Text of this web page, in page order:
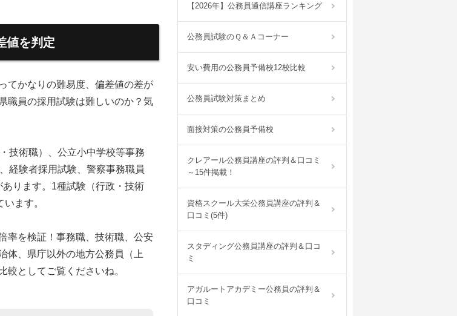
値を判定
てかなりの難易度、偏差値の差が
職員の採用試験は難しいのか？気
技術職）、公立小中学校等事務
経験者採用試験、警察事務職員
ります。1種試験（行政・技術
ます。
率を検証！事務職、技術職、公安
体、県庁以外の地方公務員（上
較としてご覧くださいね。
【2026年】公務員通信講座ランキング
公務員試験のＱ＆Ａコーナー
安い費用の公務員予備校12校比較
公務員試験対策まとめ
面接対策の公務員予備校
クレアール公務員講座の評判＆口コミ
～15件掲載！
資格スクール大栄公務員講座の評判＆
口コミ(5件)
スタディング公務員講座の評判＆口コ
ミ
アガルートアカデミー公務員の評判＆
口コミ